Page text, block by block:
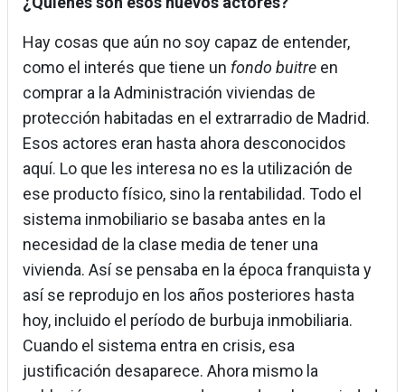
Hay cosas que aún no soy capaz de entender,
como el interés que tiene un fondo buitre en
comprar a la Administración viviendas de
protección habitadas en el extrarradio de Madrid.
Esos actores eran hasta ahora desconocidos
aquí. Lo que les interesa no es la utilización de
ese producto físico, sino la rentabilidad. Todo el
sistema inmobiliario se basaba antes en la
necesidad de la clase media de tener una
vivienda. Así se pensaba en la época franquista y
así se reprodujo en los años posteriores hasta
hoy, incluido el período de burbuja inmobiliaria.
Cuando el sistema entra en crisis, esa
justificación desaparece. Ahora mismo la